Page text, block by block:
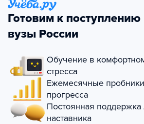
Готовим к
вузы России
Обучение в
стресса
Ежемесячные
прогресса
Постоянная поддержка
наставника